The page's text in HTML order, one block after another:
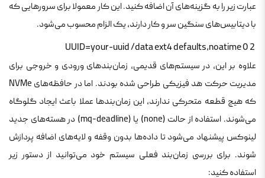
عبارت زیر را به گزینه‌های آن اضافه کنید. این کار معمولا برای سرورهایی که
با دیتابیس‌های سنگین سر و کار دارند، یک الزام محسوب می‌شود.
علاوه بر این، در سیستم‌های قدیمی، زمان‌بندهای ورودی و خروجی برای
مدیریت حرکت هد فیزیکی طراحی شده بودند. اما در حافظه‌های NVMe
که هیچ قطعه متحرکی ندارند، این زمان‌بندها عملا باعث ایجاد گلوگاه
می‌شوند. استفاده از حالت (none) یا (mq-deadline) در هسته‌های جدید
لینوکس پیشنهاد می‌شود تا داده‌ها بدون وقفه و لایه‌های اضافه پردازش
شوند. برای بررسی زمان‌بند فعلی سیستم خود می‌توانید از دستور زیر
استفاده کنید: